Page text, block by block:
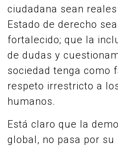
ciudadana sean
Estado de derecho
fortalecido; que la
de dudas y
sociedad tenga como
respeto irrestricto a
humanos.
Está claro que la
global, no pasa por